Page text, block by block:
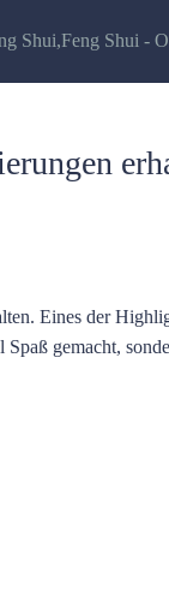
Shui,Feng Shui -
Eines der
gemacht,